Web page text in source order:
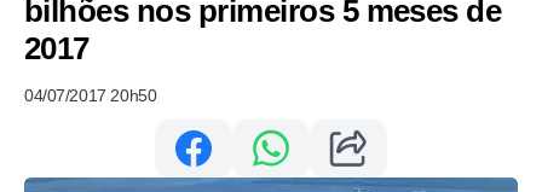
bilhões nos primeiros 5 meses de
2017
04/07/2017 20h50